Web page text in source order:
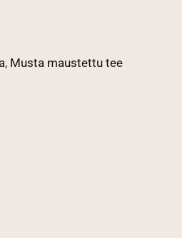
, Musta maustettu tee